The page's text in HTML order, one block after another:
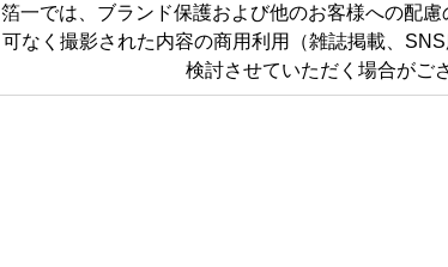
箔一では、ブランド保護および他のお客様への配
可なく撮影された内容の商用利用（雑誌掲載、
検討させていただく場合がご